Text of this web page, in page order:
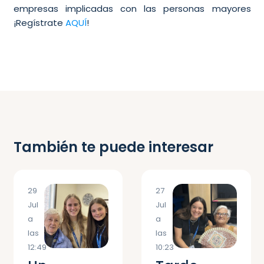
empresas implicadas con las personas mayores
¡Regístrate AQUÍ!
También te puede interesar
29
Jul
a
las
12:49
27
Jul
a
las
10:23